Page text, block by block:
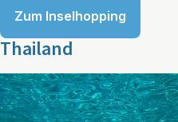
Zum Inselhopping
Thailand